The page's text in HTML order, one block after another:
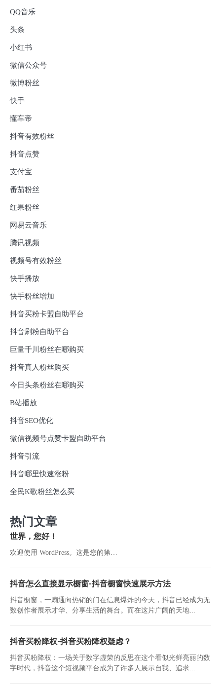
QQ音乐
头条
小红书
微信公众号
微博粉丝
快手
懂车帝
抖音有效粉丝
抖音点赞
支付宝
番茄粉丝
红果粉丝
网易云音乐
腾讯视频
视频号有效粉丝
快手播放
快手粉丝增加
抖音买粉卡盟自助平台
抖音刷粉自助平台
巨量千川粉丝在哪购买
抖音真人粉丝购买
今日头条粉丝在哪购买
B站播放
抖音SEO优化
微信视频号点赞卡盟自助平台
抖音引流
抖音哪里快速涨粉
全民K歌粉丝怎么买
热门文章
世界，您好！
欢迎使用 WordPress。这是您的第…
抖音怎么直接显示橱窗-抖音橱窗快速展示方法
抖音橱窗，一扇通向热销的门在信息爆炸的今天，抖音已经成为无
数创作者展示才华、分享生活的舞台。而在这片广阔的天地...
抖音买粉降权-抖音买粉降权疑虑？
抖音买粉降权：一场关于数字虚荣的反思在这个看似光鲜亮丽的数
字时代，抖音这个短视频平台成为了许多人展示自我、追求...